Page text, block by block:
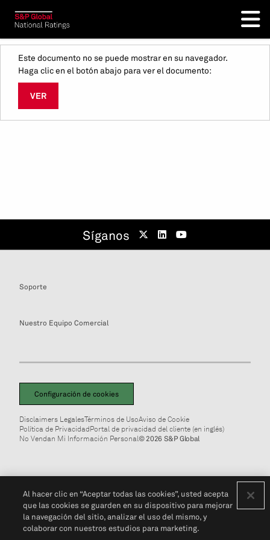
Este documento no se puede mostrar en su navegador.
Haga clic en el botón abajo para ver el documento:
VER
Síganos
Soporte
Nuestro Equipo Comercial
Configuración de cookies
Disclaimers LegalesTérminos de UsoAviso de Cookie
Política de PrivacidadPortal de privacidad del cliente (en inglés)
No Vendan Mi Información Personal© 2026 S&P Global
Al hacer clic en “Aceptar todas las cookies”, usted acepta
que las cookies se guarden en su dispositivo para mejorar
la navegación del sitio, analizar el uso del mismo, y
colaborar con nuestros estudios para marketing.